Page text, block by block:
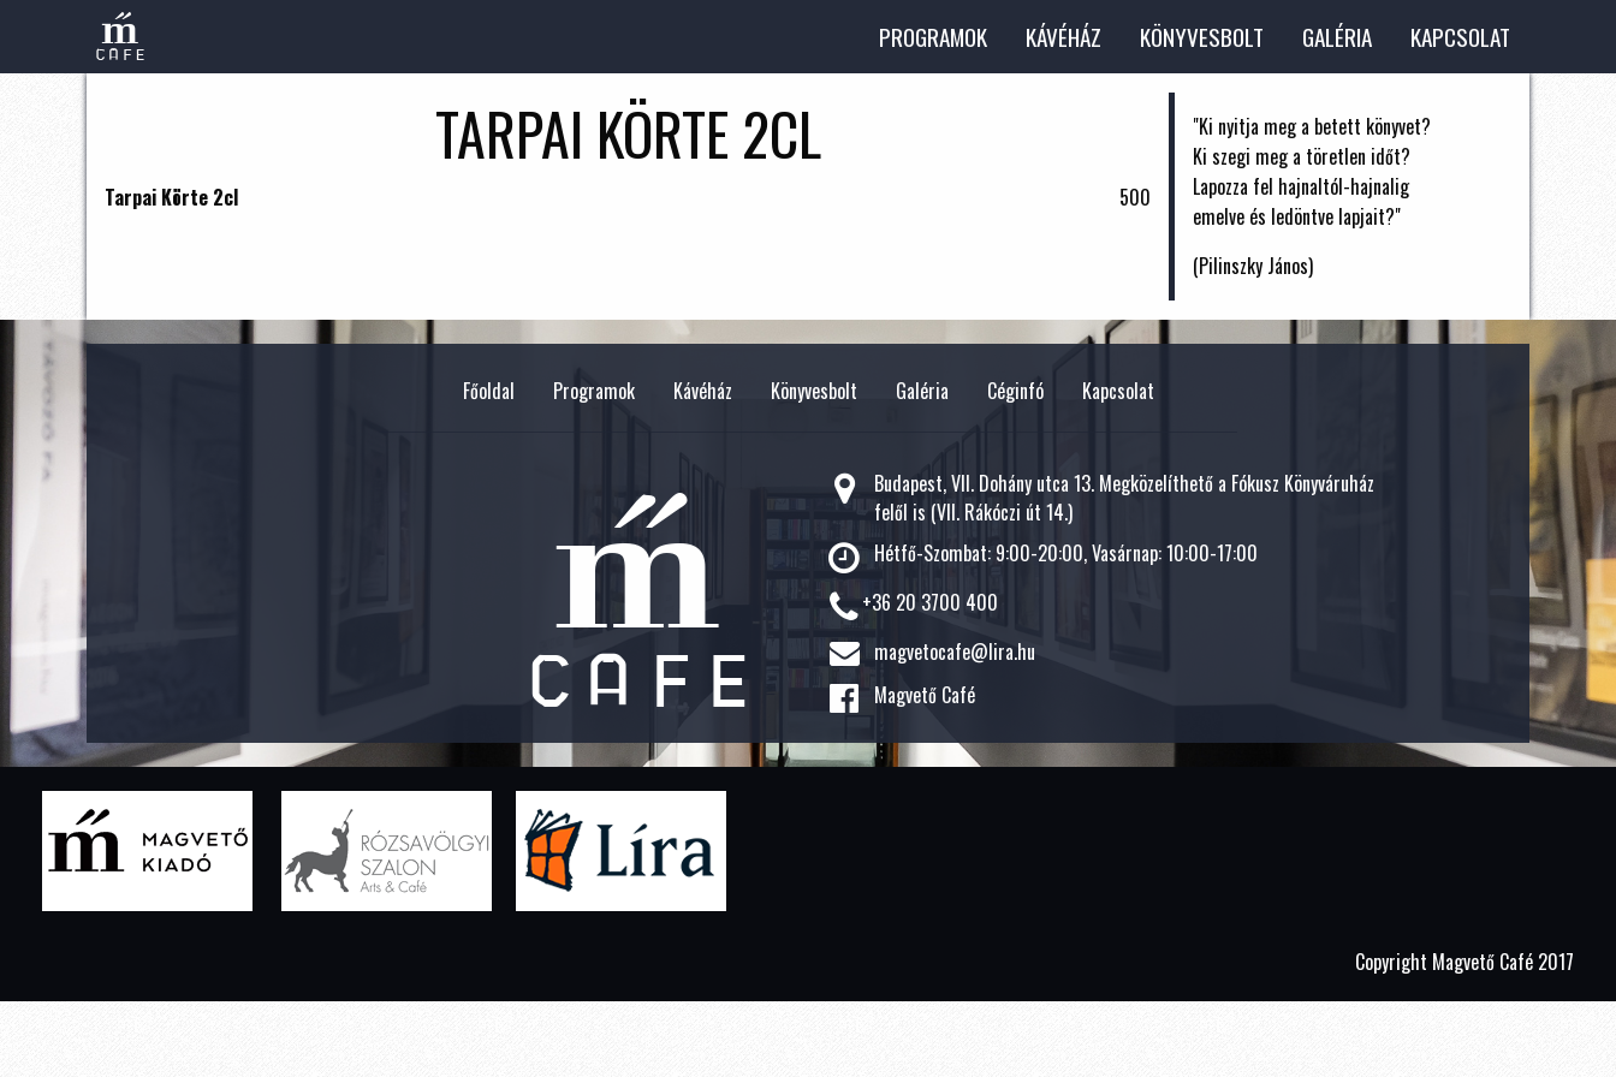
PROGRAMOK KÁVÉHÁZ KÖNYVESBOLT GALÉRIA KAPCSOLAT
TARPAI KÖRTE 2CL
Tarpai Körte 2cl 500
"Ki nyitja meg a betett könyvet?
Ki szegi meg a töretlen időt?
Lapozza fel hajnaltól-hajnalig
emelve és ledöntve lapjait?"
(Pilinszky János)
Főoldal Programok Kávéház Könyvesbolt Galéria Céginfó Kapcsolat
Budapest, VII. Dohány utca 13. Megközelíthető a Fókusz Könyváruház
felől is (VII. Rákóczi út 14.)
Hétfő-Szombat: 9:00-20:00, Vasárnap: 10:00-17:00
+36 20 3700 400
magvetocafe@lira.hu
Magvető Café
Copyright Magvető Café 2017